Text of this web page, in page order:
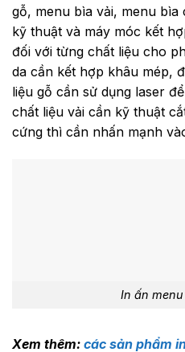
gỗ, menu bìa vải, menu
kỹ thuật và máy móc kết
đối với từng chất liệu cho
da cần kết hợp khâu mép,
liệu gỗ cần sử dụng laser
chất liệu vải cần kỹ thuật
cứng thì cần nhấn mạnh
In ấn
Xem thêm: các sản phẩm